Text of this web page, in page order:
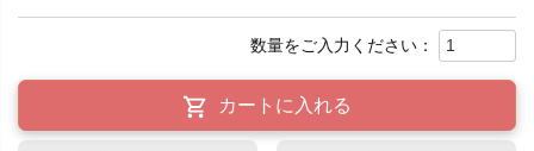
カートに入れる